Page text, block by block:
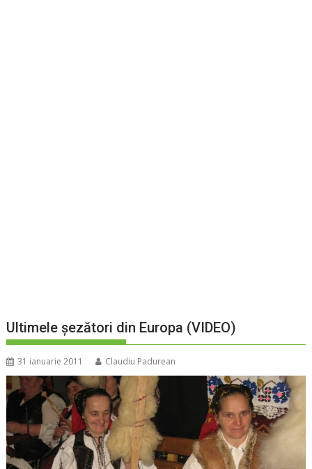
Ultimele șezători din Europa (VIDEO)
31 ianuarie 2011 Claudiu Padurean